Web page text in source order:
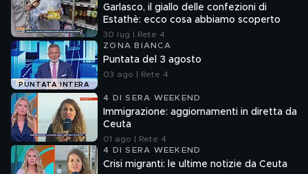
Garlasco, il giallo delle confezioni di
Estathè: ecco cosa abbiamo scoperto
30 lug | Rete 4
PUNTATA INTERA
ZONA BIANCA
Puntata del 3 agosto
03 ago | Rete 4
4 DI SERA WEEKEND
Immigrazione: aggiornamenti in diretta da
Ceuta
01 ago | Rete 4
4 DI SERA WEEKEND
Crisi migranti: le ultime notizie da Ceuta